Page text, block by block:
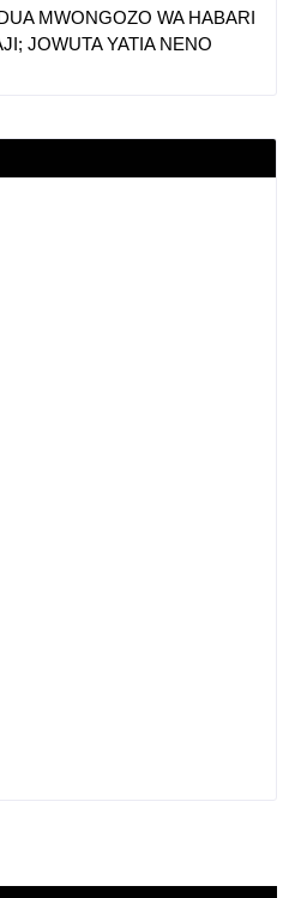
MWONGOZO WA HABARI
JOWUTA YATIA NENO